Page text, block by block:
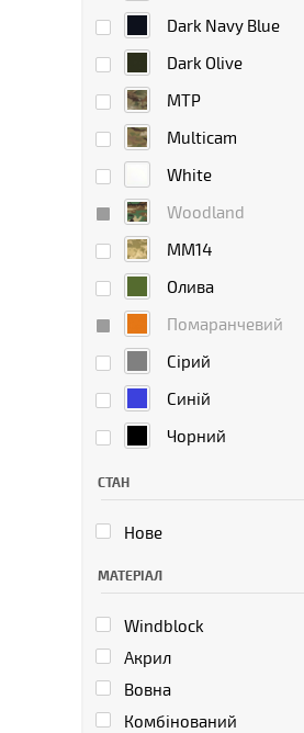
Dark Navy Blue
Dark Olive
MTP
Multicam
White
Woodland
ММ14
Олива
Помаранчевий
Сірий
Синій
Чорний
СТАН
Нове
МАТЕРІАЛ
Windblock
Акрил
Вовна
Комбінований